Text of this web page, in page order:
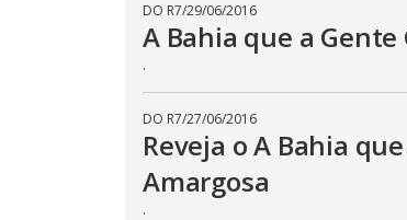
DO R7/29/06/2016
A Bahia que a
.
DO R7/27/06/2016
Reveja o A Bahia
Amargosa
.